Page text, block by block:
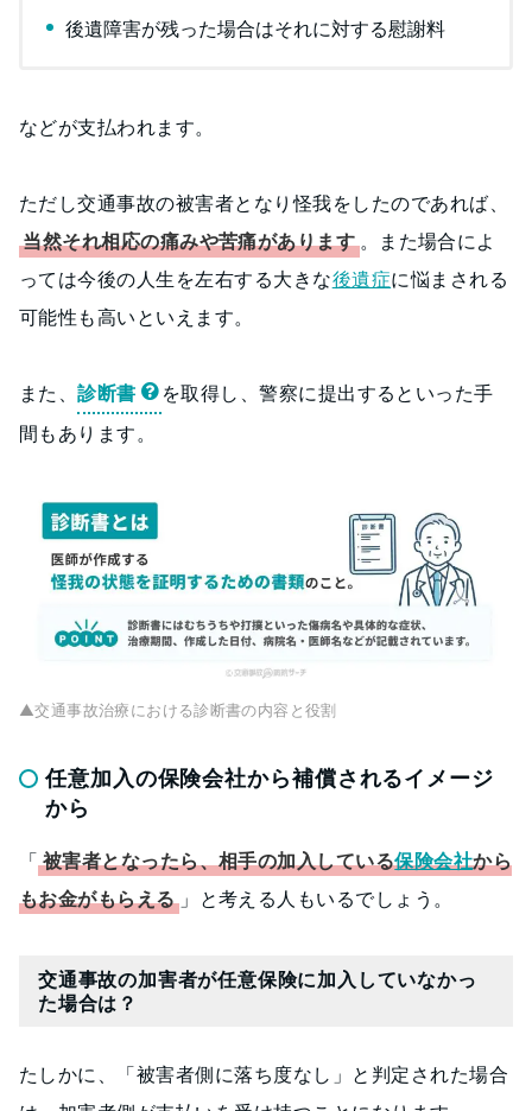
後遺障害が残った場合はそれに対する慰謝料
などが支払われます。
ただし交通事故の被害者となり怪我をしたのであれば、
当然それ相応の痛みや苦痛があります。また場合によ
っては今後の人生を左右する大きな後遺症に悩まされる
可能性も高いといえます。
また、診断書
を取得し、警察に提出するといった手
間もあります。
▲交通事故治療における診断書の内容と役割
任意加入の保険会社から補償されるイメージ
から
「被害者となったら、相手の加入している保険会社から
もお金がもらえる 」と考える人もいるでしょう。
交通事故の加害者が任意保険に加入していなかっ
た場合は？
たしかに、「被害者側に落ち度なし」と判定された場合